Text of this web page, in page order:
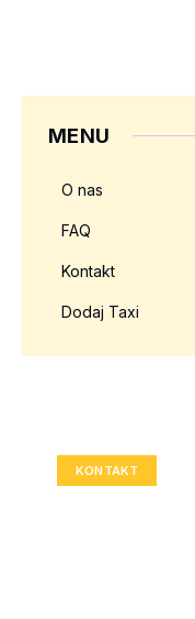
MENU
O nas
FAQ
Kontakt
Dodaj Taxi
KONTAKT